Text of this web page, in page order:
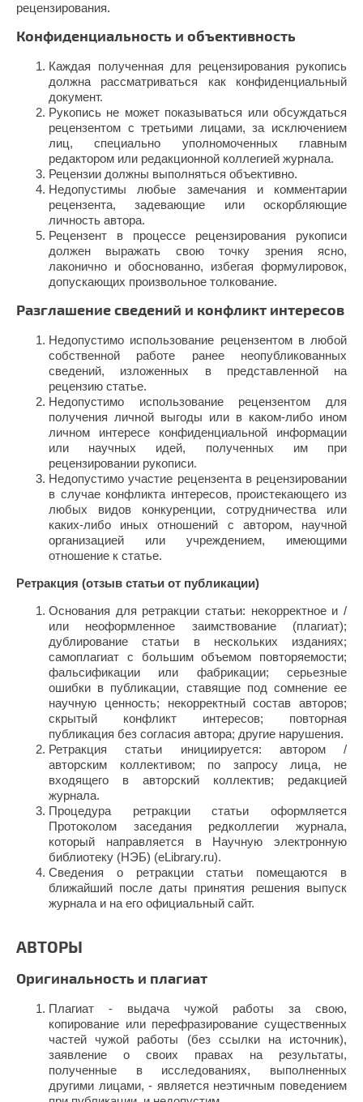
рецензирования.
Конфиденциальность и объективность
Каждая полученная для рецензирования рукопись
должна рассматриваться как конфиденциальный
документ.
Рукопись не может показываться или обсуждаться
рецензентом с третьими лицами, за исключением
лиц, специально уполномоченных главным
редактором или редакционной коллегией журнала.
Рецензии должны выполняться объективно.
Недопустимы любые замечания и комментарии
рецензента, задевающие или оскорбляющие
личность автора.
Рецензент в процессе рецензирования рукописи
должен выражать свою точку зрения ясно,
лаконично и обоснованно, избегая формулировок,
допускающих произвольное толкование.
Разглашение сведений и конфликт интересов
Недопустимо использование рецензентом в любой
собственной работе ранее неопубликованных
сведений, изложенных в представленной на
рецензию статье.
Недопустимо использование рецензентом для
получения личной выгоды или в каком-либо ином
личном интересе конфиденциальной информации
или научных идей, полученных им при
рецензировании рукописи.
Недопустимо участие рецензента в рецензировании
в случае конфликта интересов, проистекающего из
любых видов конкуренции, сотрудничества или
каких-либо иных отношений с автором, научной
организацией или учреждением, имеющими
отношение к статье.
Ретракция (отзыв статьи от публикации)
Основания для ретракции статьи: некорректное и /
или неоформленное заимствование (плагиат);
дублирование статьи в нескольких изданиях;
самоплагиат с большим объемом повторяемости;
фальсификации или фабрикации; серьезные
ошибки в публикации, ставящие под сомнение ее
научную ценность; некорректный состав авторов;
скрытый конфликт интересов; повторная
публикация без согласия автора; другие нарушения.
Ретракция статьи инициируется: автором /
авторским коллективом; по запросу лица, не
входящего в авторский коллектив; редакцией
журнала.
Процедура ретракции статьи оформляется
Протоколом заседания редколлегии журнала,
который направляется в Научную электронную
библиотеку (НЭБ) (eLibrary.ru).
Сведения о ретракции статьи помещаются в
ближайший после даты принятия решения выпуск
журнала и на его официальный сайт.
АВТОРЫ
Оригинальность и плагиат
Плагиат - выдача чужой работы за свою,
копирование или перефразирование существенных
частей чужой работы (без ссылки на источник),
заявление о своих правах на результаты,
полученные в исследованиях, выполненных
другими лицами, - является неэтичным поведением